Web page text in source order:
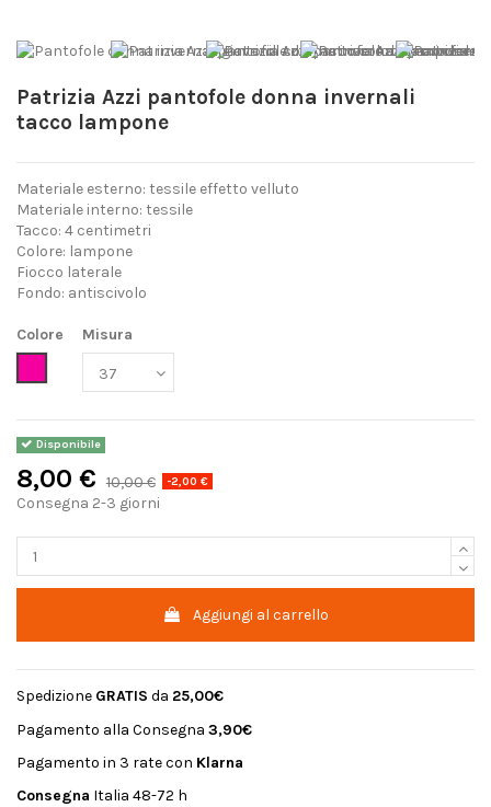
Patrizia Azzi pantofole donna invernali
tacco lampone
Materiale esterno: tessile effetto velluto
Materiale interno: tessile
Tacco: 4 centimetri
Colore: lampone
Fiocco laterale
Fondo: antiscivolo
Colore
Misura
Disponibile
8,00 € 10,00 € -2,00 €
Consegna 2-3 giorni
Aggiungi al carrello
Spedizione GRATIS da 25,00€
Pagamento alla Consegna 3,90€
Pagamento in 3 rate con Klarna
Consegna Italia 48-72 h